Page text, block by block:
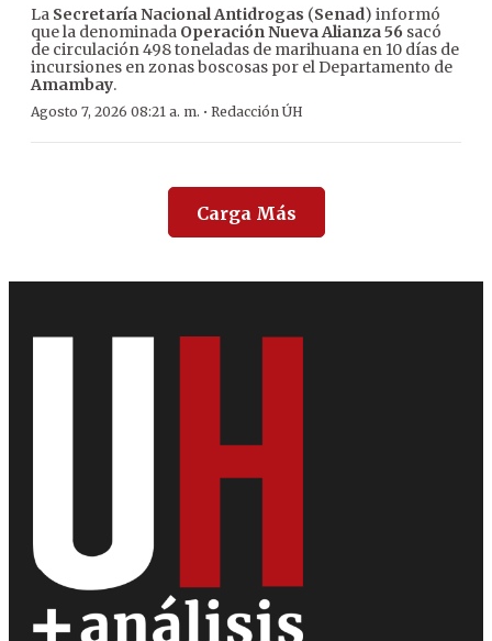
La Secretaría Nacional Antidrogas (Senad) informó
que la denominada Operación Nueva Alianza 56 sacó
de circulación 498 toneladas de marihuana en 10 días de
incursiones en zonas boscosas por el Departamento de
Amambay.
Agosto 7, 2026 08:21 a. m. · Redacción ÚH
Carga Más